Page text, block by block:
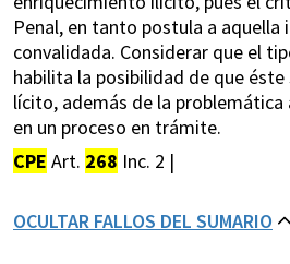
Penal, en tanto postula a
convalidada. Considerar que el
habilita la posibilidad de que
lícito, además de la
en un proceso en trámite.
CPE Art. 268 Inc. 2 |
OCULTAR FALLOS DEL SUMARIO